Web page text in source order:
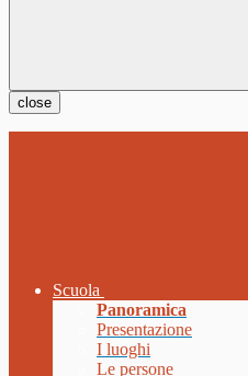
close
Scuola
Panoramica
Presentazione
I luoghi
Le persone